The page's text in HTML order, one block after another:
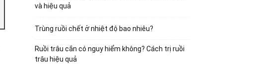
và hiệu quả
Trùng ruồi chết ở nhiệt độ bao nhiêu?
Ruồi trâu cắn có nguy hiểm không? Cách trị ruồi
trâu hiệu quả